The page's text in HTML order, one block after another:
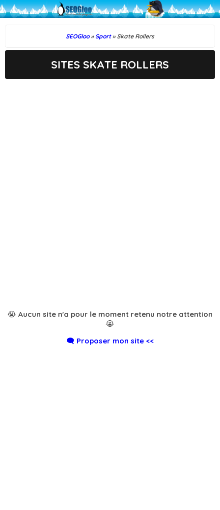
SEOGloo » Sport » Skate Rollers
SITES SKATE ROLLERS
😭 Aucun site n'a pour le moment retenu notre attention
😭
🗨️ Proposer mon site <<